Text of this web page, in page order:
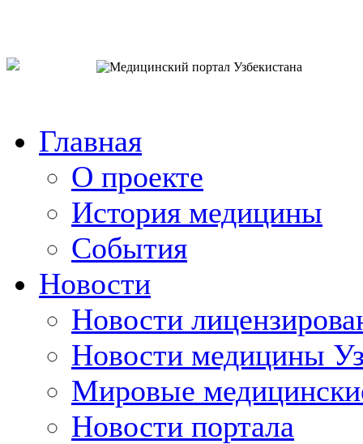
Главная
О проекте
История медицины
События
Новости
Новости
Новости медицины
Мировые
Новости портала